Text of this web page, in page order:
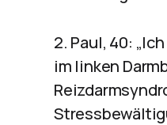
2. Paul, 40:
im linken